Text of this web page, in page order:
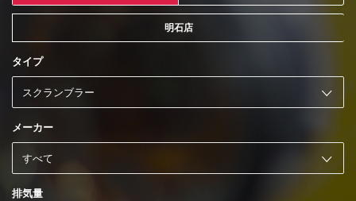
明石店
タイプ
メーカー
排気量